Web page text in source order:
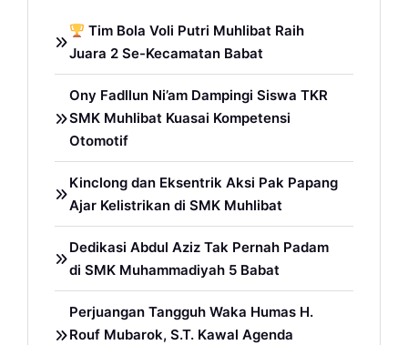
Tim Bola Voli Putri Muhlibat Raih
Juara 2 Se-Kecamatan Babat
Ony Fadllun Ni’am Dampingi Siswa TKR
SMK Muhlibat Kuasai Kompetensi
Otomotif
Kinclong dan Eksentrik Aksi Pak Papang
Ajar Kelistrikan di SMK Muhlibat
Dedikasi Abdul Aziz Tak Pernah Padam
di SMK Muhammadiyah 5 Babat
Perjuangan Tangguh Waka Humas H.
Rouf Mubarok, S.T. Kawal Agenda